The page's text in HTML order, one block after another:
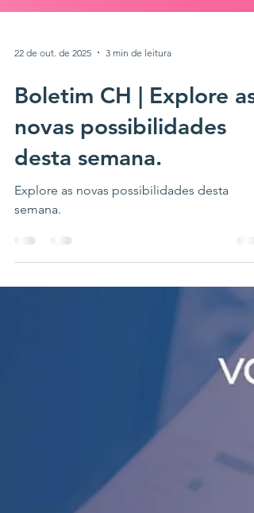
22 de out. de 2025 3 min de leitura
Boletim CH | Explore as
novas possibilidades